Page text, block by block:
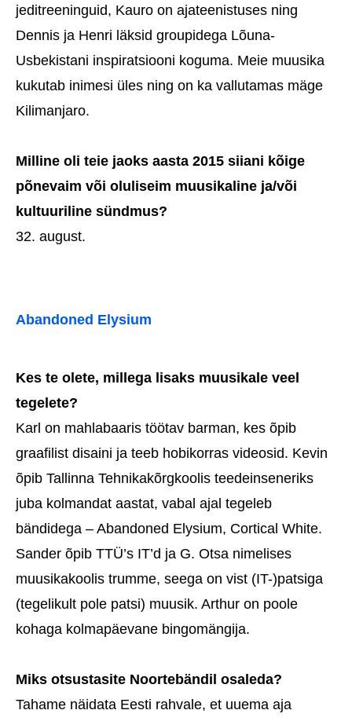
jeditreeninguid, Kauro on ajateenistuses ning
Dennis ja Henri läksid groupidega Lõuna-
Usbekistani inspiratsiooni koguma. Meie muusika
kukutab inimesi üles ning on ka vallutamas mäge
Kilimanjaro.
Milline oli teie jaoks aasta 2015 siiani kõige
põnevaim või oluliseim muusikaline ja/või
kultuuriline sündmus?
32. august.
Abandoned Elysium
Kes te olete, millega lisaks muusikale veel
tegelete?
Karl on mahlabaaris töötav barman, kes õpib
graafilist disaini ja teeb hobikorras videosid. Kevin
õpib Tallinna Tehnikakõrgkoolis teedeinseneriks
juba kolmandat aastat, vabal ajal tegeleb
bändidega – Abandoned Elysium, Cortical White.
Sander õpib TTÜ’s IT’d ja G. Otsa nimelises
muusikakoolis trumme, seega on vist (IT-)patsiga
(tegelikult pole patsi) muusik. Arthur on poole
kohaga kolmapäevane bingomängija.
Miks otsustasite Noortebändil osaleda?
Tahame näidata Eesti rahvale, et uuema aja